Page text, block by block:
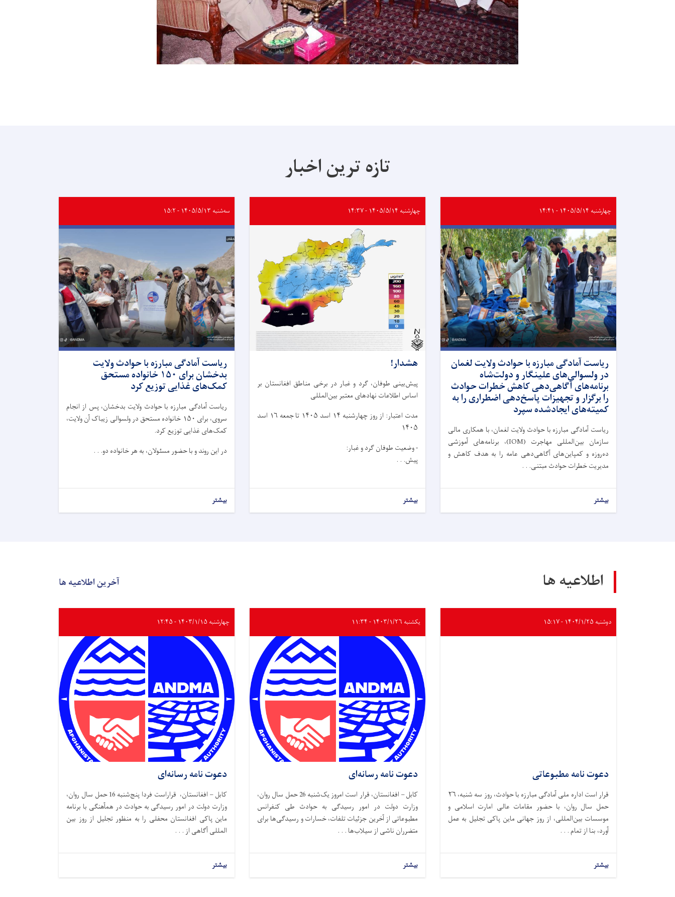
تازه ترین اخبار
چهارشنبه ۱۴۰۵/۵/۱۴ - ۱۴:۴۱
ریاست آمادگی مبارزه با حوادث ولایت لغمان
در ولسوالی‌های علینگار و دولت‌شاه
برنامه‌های آگاهی‌دهی کاهش خطرات حوادث
را برگزار و تجهیزات پاسخ‌دهی اضطراری را به
کمیته‌های ایجادشده سپرد
ریاست آمادگی مبارزه با حوادث ولایت لغمان، با همکاری مالی
سازمان بین‌المللی مهاجرت (IOM)، برنامه‌های آموزشی
ده‌روزه و کمپاین‌های آگاهی‌دهی عامه را به هدف کاهش و
مدیریت خطرات حوادث مبتنی. . .
بیشتر
چهارشنبه ۱۴۰۵/۵/۱۴ - ۱۴:۳۷
هشدار!
پیش‌بینی طوفان، گرد و غبار در برخی مناطق افغانستان بر
اساس اطلاعات نهادهای معتبر بین‌المللی
مدت اعتبار: از روز چهار‌شنبه ۱۴ اسد ۱۴۰۵ تا جمعه ۱۶ اسد
۱۴۰۵
- وضعیت طوفان گرد و غبار:
پیش. . .
بیشتر
سه‌شنبه ۱۴۰۵/۵/۱۳ - ۱۵:۲
ریاست آمادگی مبارزه با حوادث ولایت
بدخشان برای ۱۵۰ خانواده مستحق
کمک‌های غذایی توزیع کرد
ریاست آمادگی مبارزه با حوادث ولایت بدخشان، پس از انجام
سروی، برای ۱۵۰ خانواده مستحق در ولسوالی زیباک آن ولایت،
کمک‌های غذایی توزیع کرد.
در این روند و با حضور مسئولان، به هر خانواده دو. . .
بیشتر
اطلاعیه ها آخرین اطلاعیه ها
دوشنبه ۱۴۰۴/۱/۲۵ - ۱۵:۱۷
دعوت نامه مطبوعاتی
قرار است اداره ملی آمادگی مبارزه با حوادث،‌ روز سه شنبه، ۲۶
حمل سال روان، با حضور مقامات عالی امارت اسلامی و
موسسات بین‌المللی، از روز جهانی ماین پاکی تجلیل به عمل
آورد، بنا از تمام . . .
بیشتر
یکشنبه ۱۴۰۳/۱/۲۶ - ۱۱:۳۴
دعوت نامه رسانه‌ای
کابل – افغانستان، قرار است امروز یک‌شنبه 26 حمل سال روان،
وزارت دولت در امور رسیدگی به حوادث طی کنفرانس
مطبوعاتی از آخرین جزئیات تلفات، خسارات و رسیدگی‌ها برای
متضرران ناشی از سیلاب‌ها . . .
بیشتر
چهارشنبه ۱۴۰۳/۱/۱۵ - ۱۲:۴۵
دعوت نامه رسانه‌ای
کابل – افغانستان، قراراست فردا پنج‌شنبه 16 حمل سال روان،
وزارت دولت در امور رسیدگی به حوادث در همآهنگی با برنامه
ماین پاکی افغانستان محفلی را به منظور تجلیل از روز بین
المللی آگاهی از . . .
بیشتر